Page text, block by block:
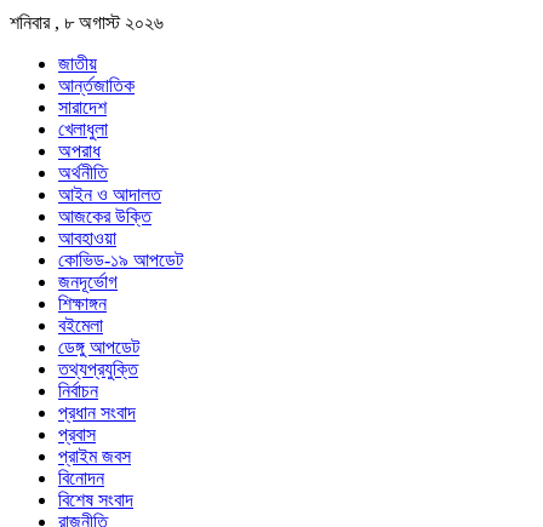
শনিবার , ৮ অগাস্ট ২০২৬
জাতীয়
আর্ন্তজাতিক
সারাদেশ
খেলাধুলা
অপরাধ
অর্থনীতি
আইন ও আদালত
আজকের উক্তি
আবহাওয়া
কোভিড-১৯ আপডেট
জনদূর্ভোগ
শিক্ষাঙ্গন
বইমেলা
ডেঙ্গু আপডেট
তথ্যপ্রযুক্তি
নির্বাচন
প্রধান সংবাদ
প্রবাস
প্রাইম জবস
বিনোদন
বিশেষ সংবাদ
রাজনীতি